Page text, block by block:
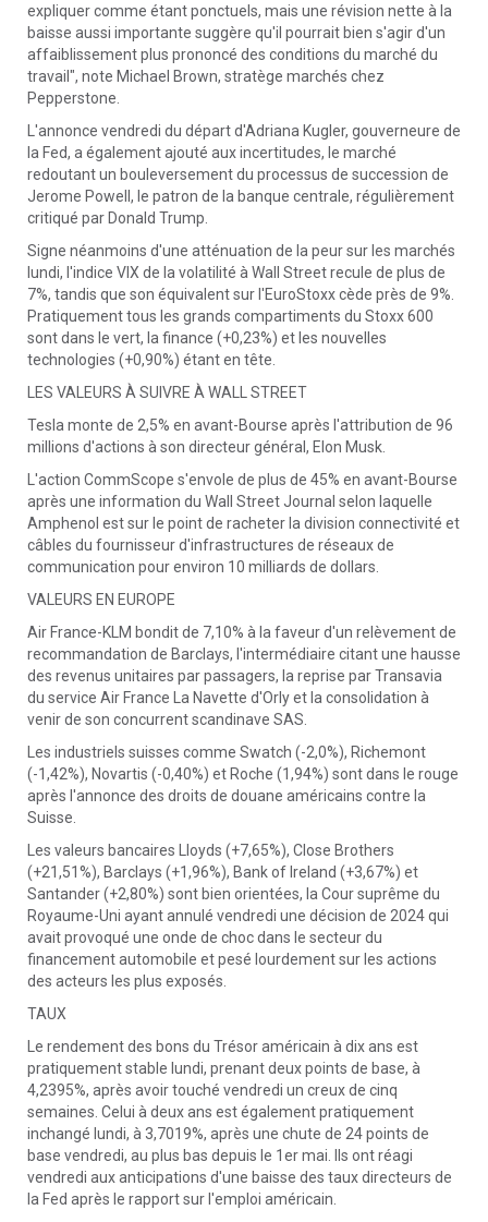
expliquer comme étant ponctuels, mais une révision nette à la
baisse aussi importante suggère qu'il pourrait bien s'agir d'un
affaiblissement plus prononcé des conditions du marché du
travail", note Michael Brown, stratège marchés chez
Pepperstone.
L'annonce vendredi du départ d'Adriana Kugler, gouverneure de
la Fed, a également ajouté aux incertitudes, le marché
redoutant un bouleversement du processus de succession de
Jerome Powell, le patron de la banque centrale, régulièrement
critiqué par Donald Trump.
Signe néanmoins d'une atténuation de la peur sur les marchés
lundi, l'indice VIX de la volatilité à Wall Street recule de plus de
7%, tandis que son équivalent sur l'EuroStoxx cède près de 9%.
Pratiquement tous les grands compartiments du Stoxx 600
sont dans le vert, la finance (+0,23%) et les nouvelles
technologies (+0,90%) étant en tête.
LES VALEURS À SUIVRE À WALL STREET
Tesla monte de 2,5% en avant-Bourse après l'attribution de 96
millions d'actions à son directeur général, Elon Musk.
L'action CommScope s'envole de plus de 45% en avant-Bourse
après une information du Wall Street Journal selon laquelle
Amphenol est sur le point de racheter la division connectivité et
câbles du fournisseur d'infrastructures de réseaux de
communication pour environ 10 milliards de dollars.
VALEURS EN EUROPE
Air France-KLM bondit de 7,10% à la faveur d'un relèvement de
recommandation de Barclays, l'intermédiaire citant une hausse
des revenus unitaires par passagers, la reprise par Transavia
du service Air France La Navette d'Orly et la consolidation à
venir de son concurrent scandinave SAS.
Les industriels suisses comme Swatch (-2,0%), Richemont
(-1,42%), Novartis (-0,40%) et Roche (1,94%) sont dans le rouge
après l'annonce des droits de douane américains contre la
Suisse.
Les valeurs bancaires Lloyds (+7,65%), Close Brothers
(+21,51%), Barclays (+1,96%), Bank of Ireland (+3,67%) et
Santander (+2,80%) sont bien orientées, la Cour suprême du
Royaume-Uni ayant annulé vendredi une décision de 2024 qui
avait provoqué une onde de choc dans le secteur du
financement automobile et pesé lourdement sur les actions
des acteurs les plus exposés.
TAUX
Le rendement des bons du Trésor américain à dix ans est
pratiquement stable lundi, prenant deux points de base, à
4,2395%, après avoir touché vendredi un creux de cinq
semaines. Celui à deux ans est également pratiquement
inchangé lundi, à 3,7019%, après une chute de 24 points de
base vendredi, au plus bas depuis le 1er mai. Ils ont réagi
vendredi aux anticipations d'une baisse des taux directeurs de
la Fed après le rapport sur l'emploi américain.